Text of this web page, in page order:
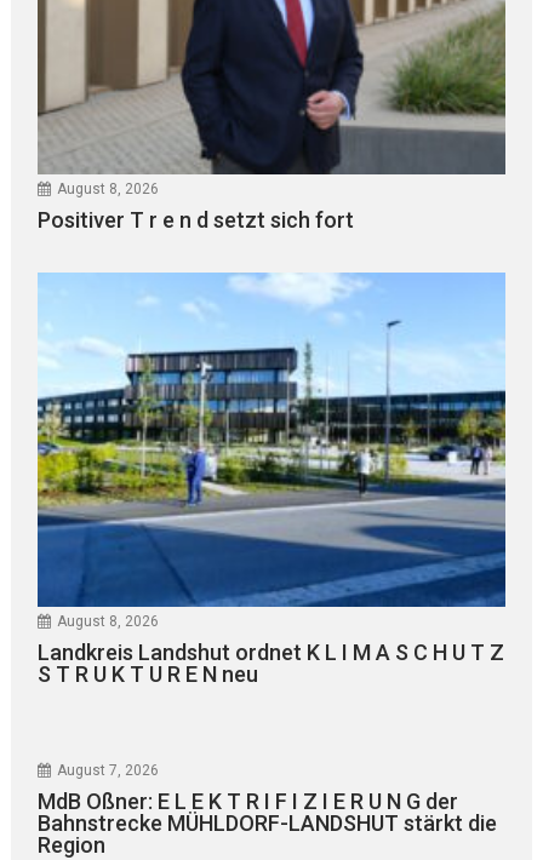
August 8, 2026
Positiver T r e n d setzt sich fort
August 8, 2026
Landkreis Landshut ordnet K L I M A S C H U T Z
S T R U K T U R E N neu
August 7, 2026
MdB Oßner: E L E K T R I F I Z I E R U N G der
Bahnstrecke MÜHLDORF-LANDSHUT stärkt die
Region